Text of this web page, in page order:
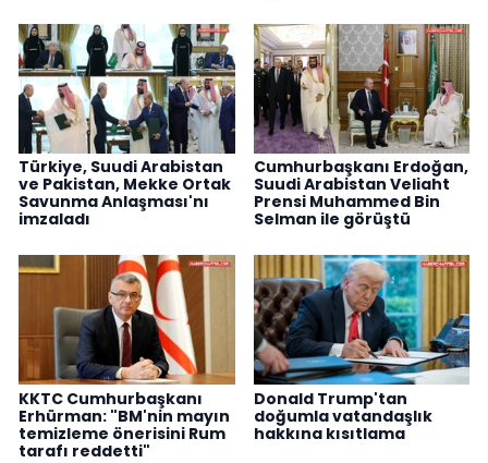
Türkiye, Suudi Arabistan
ve Pakistan, Mekke Ortak
Savunma Anlaşması'nı
imzaladı
Cumhurbaşkanı Erdoğan,
Suudi Arabistan Veliaht
Prensi Muhammed Bin
Selman ile görüştü
KKTC Cumhurbaşkanı
Erhürman: "BM'nin mayın
temizleme önerisini Rum
tarafı reddetti"
Donald Trump'tan
doğumla vatandaşlık
hakkına kısıtlama